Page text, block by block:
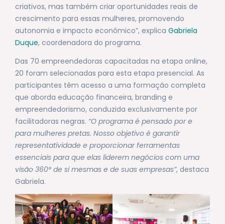
criativos, mas também criar oportunidades reais de
crescimento para essas mulheres, promovendo
autonomia e impacto econômico”, explica Gabriela
Duque, coordenadora do programa.
Das 70 empreendedoras capacitadas na etapa online,
20 foram selecionadas para esta etapa presencial. As
participantes têm acesso a uma formação completa
que aborda educação financeira, branding e
empreendedorismo, conduzida exclusivamente por
facilitadoras negras. “O programa é pensado por e
para mulheres pretas. Nosso objetivo é garantir
representatividade e proporcionar ferramentas
essenciais para que elas liderem negócios com uma
visão 360° de si mesmas e de suas empresas”, destaca
Gabriela.